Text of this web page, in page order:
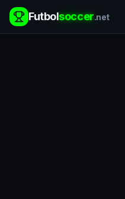
Futbolsoccer.net